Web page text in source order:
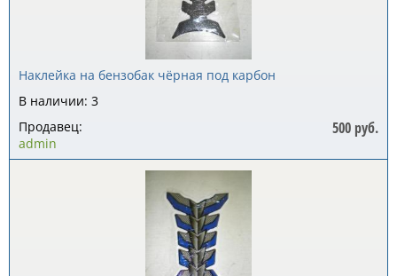
Наклейка на бензобак чёрная под карбон
В наличии: 3
500 руб.
Продавец:
admin